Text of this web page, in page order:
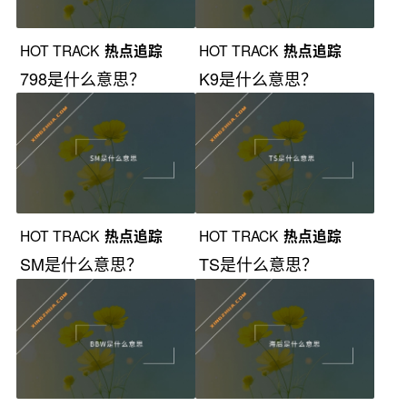
HOT TRACK 热点追踪
798是什么意思？
HOT TRACK 热点追踪
K9是什么意思？
HOT TRACK 热点追踪
SM是什么意思？
HOT TRACK 热点追踪
TS是什么意思？